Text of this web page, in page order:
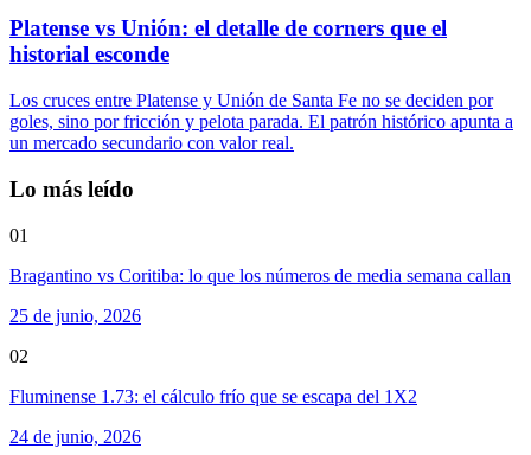
Platense vs Unión: el detalle de corners que el
historial esconde
Los cruces entre Platense y Unión de Santa Fe no se deciden por
goles, sino por fricción y pelota parada. El patrón histórico apunta a
un mercado secundario con valor real.
Lo más leído
01
Bragantino vs Coritiba: lo que los números de media semana callan
25 de junio, 2026
02
Fluminense 1.73: el cálculo frío que se escapa del 1X2
24 de junio, 2026